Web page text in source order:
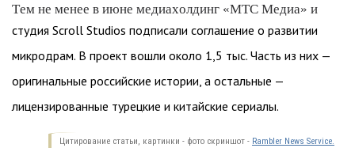
Тем не менее в июне медиахолдинг «МТС Медиа» и
студия Scroll Studios подписали соглашение о развитии
микродрам. В проект вошли около 1,5 тыс. Часть из них —
оригинальные российские истории, а остальные —
лицензированные турецкие и китайские сериалы.
Цитирование статьи, картинки - фото скриншот - Rambler News Service.